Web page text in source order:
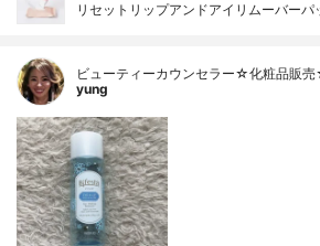
リセットリップアンドアイリムーバーパ
ビューティーカウンセラー☆化粧品販
yung